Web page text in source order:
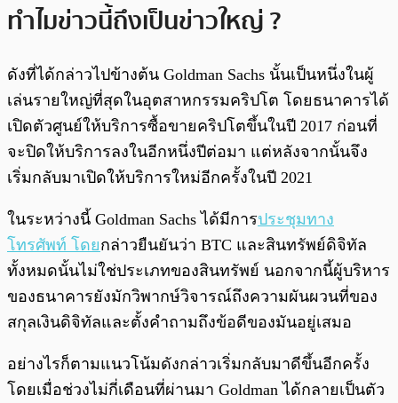
ทำไมข่าวนี้ถึงเป็นข่าวใหญ่ ?
ดังที่ได้กล่าวไปข้างต้น Goldman Sachs นั้นเป็นหนึ่งในผู้
เล่นรายใหญ่ที่สุดในอุตสาหกรรมคริปโต โดยธนาคารได้
เปิดตัวศูนย์ให้บริการซื้อขายคริปโตขึ้นในปี 2017 ก่อนที่
จะปิดให้บริการลงในอีกหนึ่งปีต่อมา แต่หลังจากนั้นจึง
เริ่มกลับมาเปิดให้บริการใหม่อีกครั้งในปี 2021
ในระหว่างนี้ Goldman Sachs ได้มีการประชุมทาง
โทรศัพท์ โดยกล่าวยืนยันว่า BTC และสินทรัพย์ดิจิทัล
ทั้งหมดนั้นไม่ใช่ประเภทของสินทรัพย์ นอกจากนี้ผู้บริหาร
ของธนาคารยังมักวิพากษ์วิจารณ์ถึงความผันผวนที่ของ
สกุลเงินดิจิทัลและตั้งคำถามถึงข้อดีของมันอยู่เสมอ
อย่างไรก็ตามแนวโน้มดังกล่าวเริ่มกลับมาดีขึ้นอีกครั้ง
โดยเมื่อช่วงไม่กี่เดือนที่ผ่านมา Goldman ได้กลายเป็นตัว